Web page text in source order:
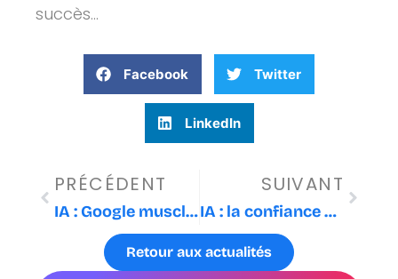
succès…
Facebook Twitter
LinkedIn
PRÉCÉDENT
IA : Google muscle ses offres !
SUIVANT
IA : la confiance augmente avec l’utilisation !
Retour aux actualités